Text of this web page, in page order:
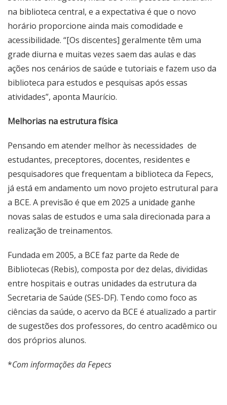
na biblioteca central, e a expectativa é que o novo
horário proporcione ainda mais comodidade e
acessibilidade. “[Os discentes] geralmente têm uma
grade diurna e muitas vezes saem das aulas e das
ações nos cenários de saúde e tutoriais e fazem uso da
biblioteca para estudos e pesquisas após essas
atividades”, aponta Maurício.
Melhorias na estrutura física
Pensando em atender melhor às necessidades de
estudantes, preceptores, docentes, residentes e
pesquisadores que frequentam a biblioteca da Fepecs,
já está em andamento um novo projeto estrutural para
a BCE. A previsão é que em 2025 a unidade ganhe
novas salas de estudos e uma sala direcionada para a
realização de treinamentos.
Fundada em 2005, a BCE faz parte da Rede de
Bibliotecas (Rebis), composta por dez delas, divididas
entre hospitais e outras unidades da estrutura da
Secretaria de Saúde (SES-DF). Tendo como foco as
ciências da saúde, o acervo da BCE é atualizado a partir
de sugestões dos professores, do centro acadêmico ou
dos próprios alunos.
*Com informações da Fepecs